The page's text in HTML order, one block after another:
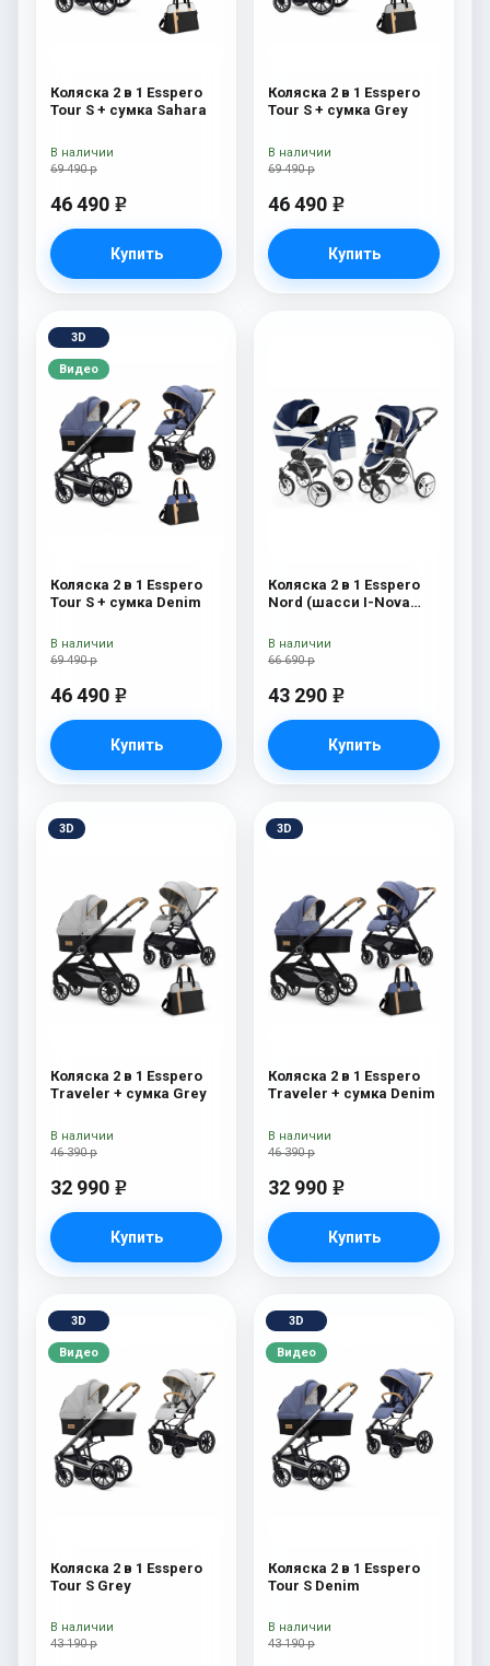
Коляска 2 в 1 Esspero
Tour S + сумка Sahara
69 490 р
46 490 e
Купить
В наличии
Коляска 2 в 1 Esspero
Tour S + сумка Grey
69 490 р
46 490 e
Купить
В наличии
3D
Видео
Коляска 2 в 1 Esspero
Tour S + сумка Denim
69 490 р
46 490 e
Купить
В наличии
Коляска 2 в 1 Esspero
Nord (шасси I-Nova
66 690 р
43 290 e
Купить
В наличии
3D
Коляска 2 в 1 Esspero
Traveler + сумка Grey
46 390 р
32 990 e
Купить
В наличии
3D
Коляска 2 в 1 Esspero
Traveler + сумка Denim
46 390 р
32 990 e
Купить
В наличии
3D
Видео
Коляска 2 в 1 Esspero
Tour S Grey
43 190 р
В наличии
3D
Видео
Коляска 2 в 1 Esspero
Tour S Denim
43 190 р
В наличии